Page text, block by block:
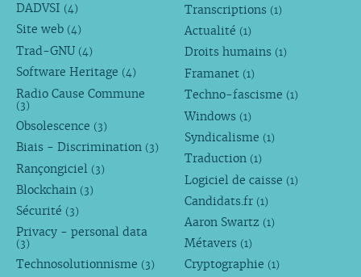
DADVSI (4)
Site web (4)
Trad-GNU (4)
Software Heritage (4)
Radio Cause Commune
(3)
Obsolescence (3)
Biais - Discrimination (3)
Rançongiciel (3)
Blockchain (3)
Sécurité (3)
Privacy - personal data
(3)
Technosolutionnisme (3)
Transcriptions (1)
Actualité (1)
Droits humains (1)
Framanet (1)
Techno-fascisme (1)
Windows (1)
Syndicalisme (1)
Traduction (1)
Logiciel de caisse (1)
Candidats.fr (1)
Aaron Swartz (1)
Métavers (1)
Cryptographie (1)